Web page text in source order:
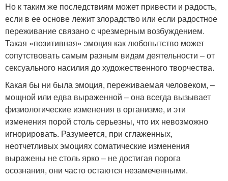
Но к таким же последствиям может привести и радость,
если в ее основе лежит злорадство или если радостное
переживание связано с чрезмерным возбуждением.
Такая «позитивная» эмоция как любопытство может
сопутствовать самым разным видам деятельности – от
сексуального насилия до художественного творчества.
Какая бы ни была эмоция, переживаемая человеком, –
мощной или едва выраженной – она всегда вызывает
физиологические изменения в организме, и эти
изменения порой столь серьезны, что их невозможно
игнорировать. Разумеется, при сглаженных,
неотчетливых эмоциях соматические изменения
выражены не столь ярко – не достигая порога
осознания, они часто остаются незамеченными.